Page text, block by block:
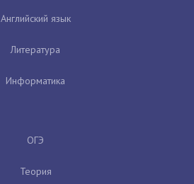
Английский язык
Литература
Информатика
ОГЭ
Теория